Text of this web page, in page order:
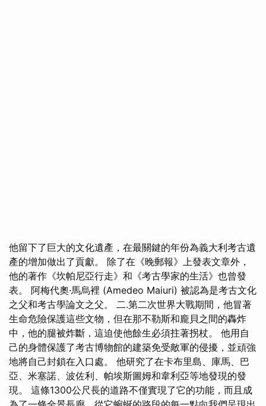
他留下了巨大的文化遺產，在最關鍵的年份為義大利考古遺
產的增加做出了貢獻。 除了在《晚郵報》上發表文章外，
他的著作《坎帕尼亞行走》和《考古學家的生活》也曾發
表。 阿梅代奧·馬烏裡 (Amedeo Maiuri) 被認為是考古文化
之父和考古學論文之父。 二.第二次世界大戰期間，他冒著
生命危險保護這些文物，但在那不勒斯和龐貝之間的轟炸
中，他的腿被炸斷，這迫使他餘生必須拄著拐杖。 他用自
己的身體保護了考古博物館的建築免受敵軍的侵擾，並頑強
地將自己封鎖在入口處。 他研究了在卡布里島、庫馬、巴
亞、米塞諾、波佐利、帕埃斯圖姆和韋利亞等地發現的發
現。 這條1300公尺長的道路不僅實現了它的功能，而且成